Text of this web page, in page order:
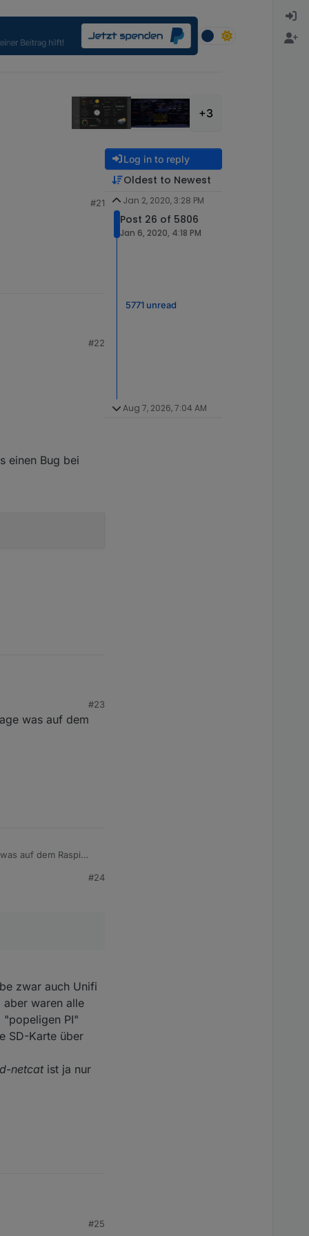
+3
#21
#22
einen Bug bei
bei "nc".
#23
was auf dem
auf dem Raspi
#24
zwar auch Unifi
waren alle
"popeligen PI"
SD-Karte über
netcatist ja nur
#25
Log in to reply
Oldest to Newest
Jan 2, 2020, 3:28 PM
Post 26 of 5806
Jan 6, 2020, 4:18 PM
5771 unread
Aug 7, 2026, 7:04 AM